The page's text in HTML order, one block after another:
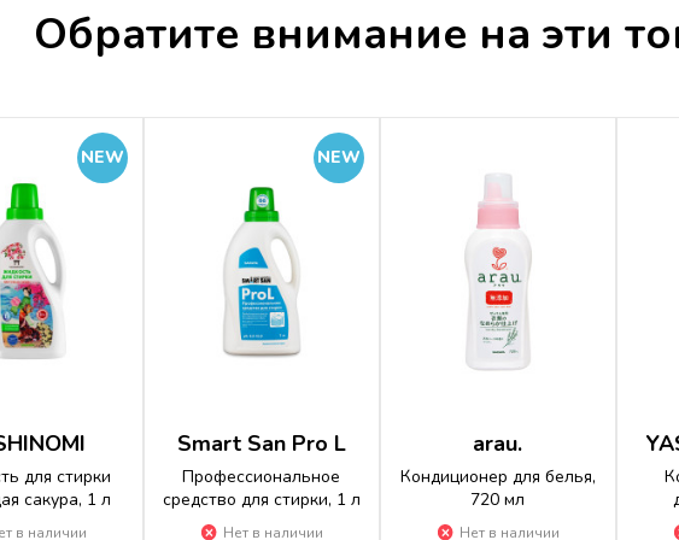
Меры предосторожности: при
при проглатывании выпейте
Обратите внимание на эти
NEW
для стирки
сакура, 1 л
в наличии
NEW
Smart San Pro L
Профессиональное
средство для стирки, 1 л
Нет в наличии
arau.
Кондиционер для белья,
720 мл
Нет в наличии